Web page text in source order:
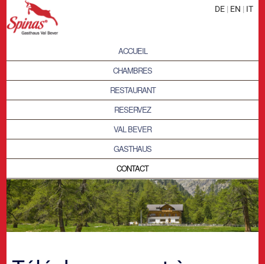
DE | EN | IT
ACCUEIL
CHAMBRES
RESTAURANT
RESERVEZ
VAL BEVER
GASTHAUS
CONTACT